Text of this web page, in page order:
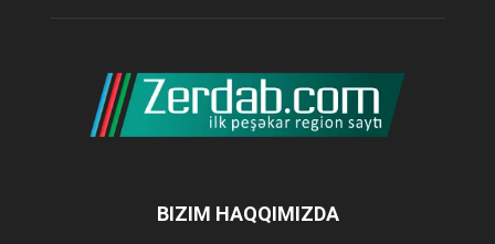
BIZIM HAQQIMIZDA